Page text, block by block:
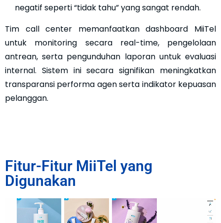
negatif seperti “tidak tahu” yang sangat rendah.
Tim call center memanfaatkan dashboard MiiTel
untuk monitoring secara real-time, pengelolaan
antrean, serta pengunduhan laporan untuk evaluasi
internal. Sistem ini secara signifikan meningkatkan
transparansi performa agen serta indikator kepuasan
pelanggan.
Fitur-Fitur MiiTel yang
Digunakan